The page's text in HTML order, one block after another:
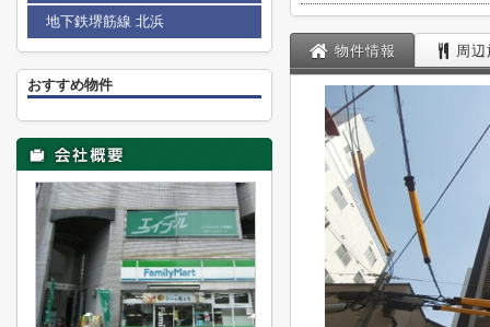
物件情報 周
地下鉄堺筋線 北浜
おすすめ物件